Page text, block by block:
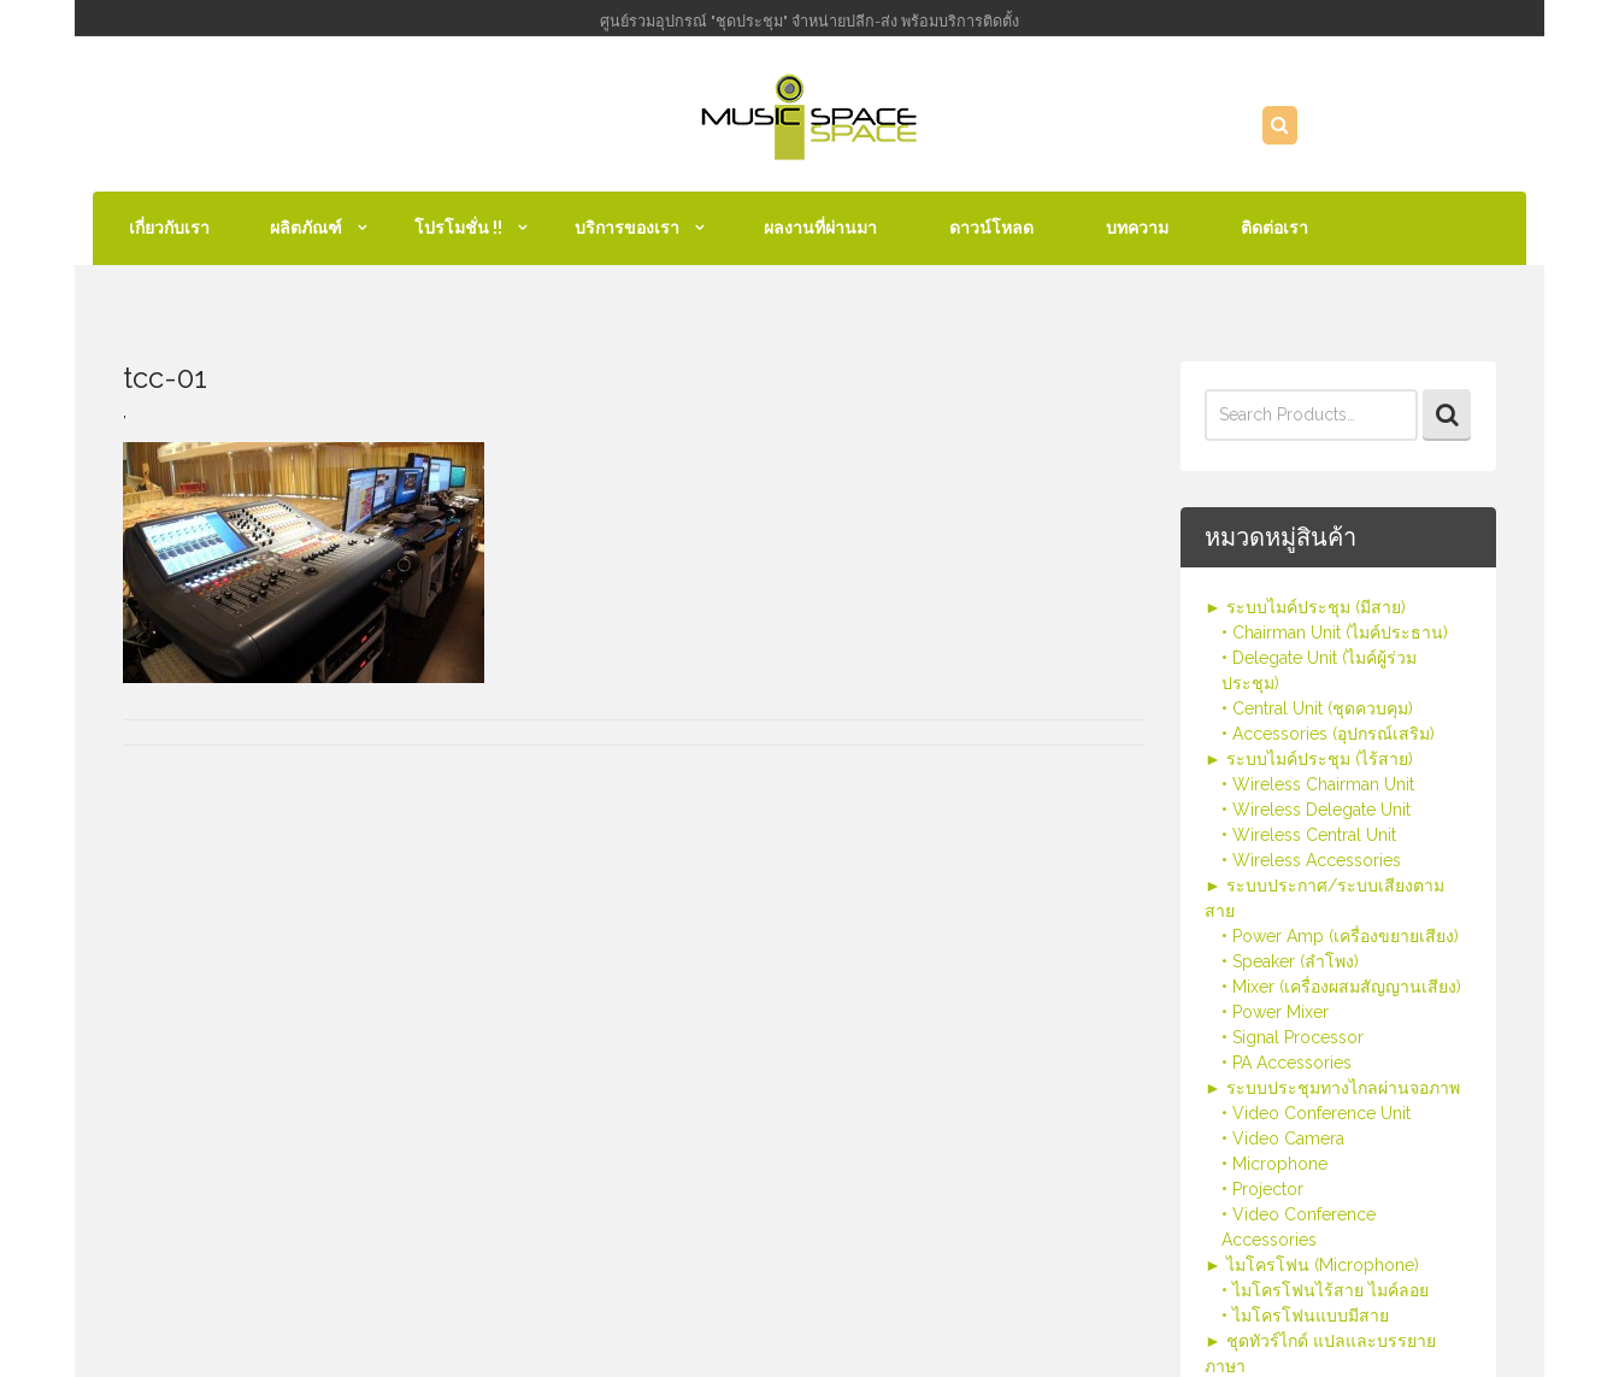
ศูนย์รวมอุปกรณ์ "ชุดประชุม" จำหน่ายปลีก-ส่ง พร้อมบริการติดตั้ง
เกี่ยวกับเรา ผลิตภัณฑ์ โปรโมชั่น !! บริการของเรา ผลงานที่ผ่านมา ดาวน์โหลด บทความ ติดต่อเรา
for:
หมวดหมู่สินค้า
► ระบบไมค์ประชุม (มีสาย)
• Chairman Unit (ไมค์ประธาน)
• Delegate Unit (ไมค์ผู้ร่วม
ประชุม)
• Central Unit (ชุดควบคุม)
• Accessories (อุปกรณ์เสริม)
► ระบบไมค์ประชุม (ไร้สาย)
• Wireless Chairman Unit
• Wireless Delegate Unit
• Wireless Central Unit
• Wireless Accessories
► ระบบประกาศ/ระบบเสียงตาม
สาย
• Power Amp (เครื่องขยายเสียง)
• Speaker (ลำโพง)
• Mixer (เครื่องผสมสัญญานเสียง)
• Power Mixer
• Signal Processor
• PA Accessories
► ระบบประชุมทางไกลผ่านจอภาพ
• Video Conference Unit
• Video Camera
• Microphone
• Projector
• Video Conference
Accessories
► ไมโครโฟน (Microphone)
• ไมโครโฟนไร้สาย ไมค์ลอย
• ไมโครโฟนแบบมีสาย
► ชุดทัวร์ไกด์ แปลและบรรยาย
ภาษา
tcc-01